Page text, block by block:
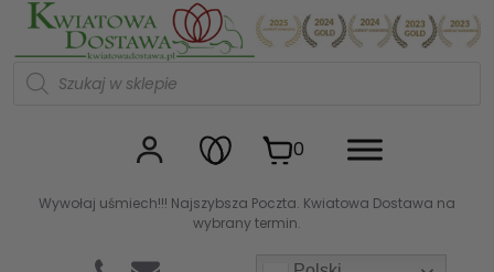
Wywołaj uśmiech!!! Najszybsza Poczta. Kwiatowa Dostawa na
wybrany termin.
Kwiaciarnia internetowa
W
0